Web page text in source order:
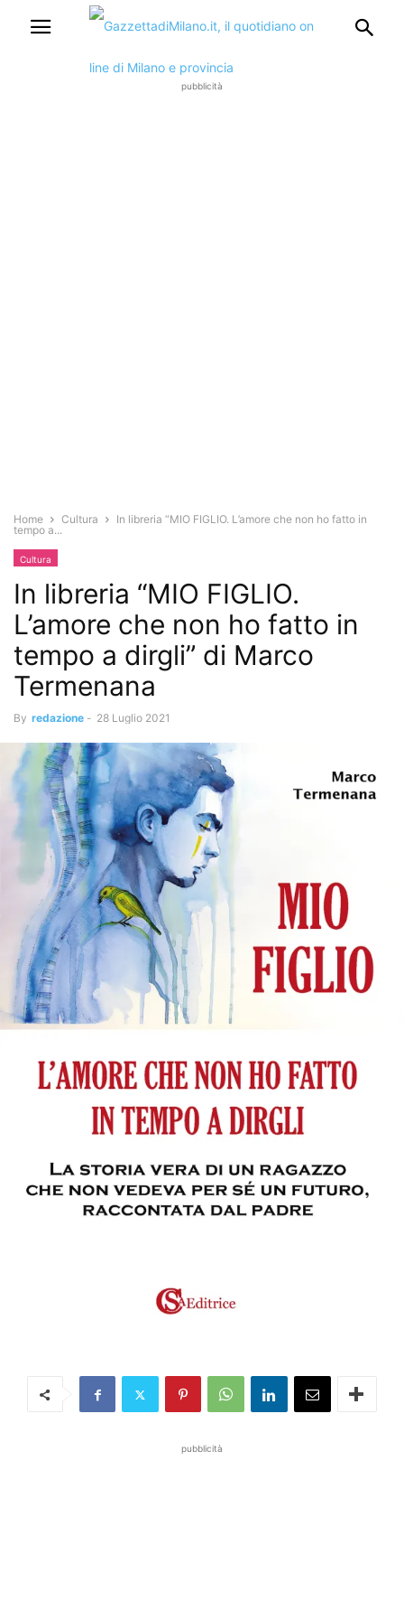
pubblicità
Home Cultura
In libreria “MIO FIGLIO. L’amore che non ho fatto in
tempo a...
Cultura
In libreria “MIO FIGLIO.
L’amore che non ho fatto in
tempo a dirgli” di Marco
Termenana
By redazione - 28 Luglio 2021
pubblicità